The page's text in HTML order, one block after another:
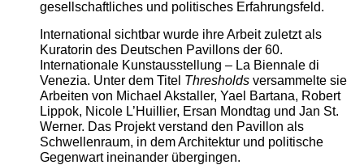
gesellschaftliches und politisches Erfahrungsfeld.
International sichtbar wurde ihre Arbeit zuletzt als
Kuratorin des Deutschen Pavillons der 60.
Internationale Kunstausstellung – La Biennale di
Venezia. Unter dem Titel Thresholdsversammelte sie
Arbeiten von Michael Akstaller, Yael Bartana, Robert
Lippok, Nicole L’Huillier, Ersan Mondtag und Jan St.
Werner. Das Projekt verstand den Pavillon als
Schwellenraum, in dem Architektur und politische
Gegenwart ineinander übergingen.